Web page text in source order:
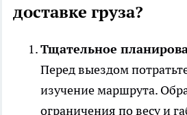
доставке груза?
Тщательное
Перед выездом
изучение маршрута.
ограничения по весу и